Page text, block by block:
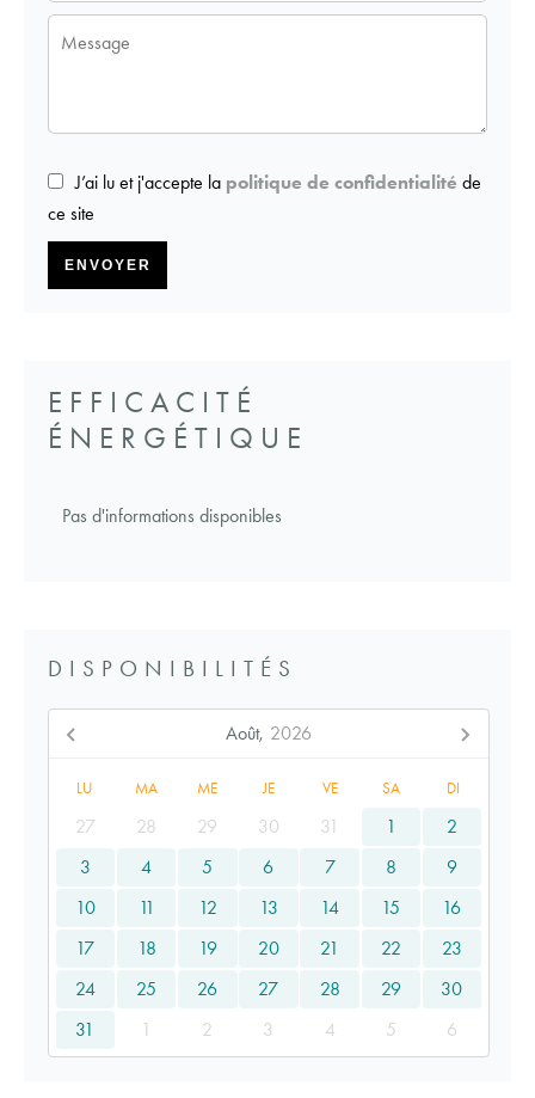
J’ai lu et j'accepte la politique de confidentialité de
ce site
ENVOYER
EFFICACITÉ
ÉNERGÉTIQUE
Pas d'informations disponibles
DISPONIBILITÉS
Août, 2026
LU MA ME JE VE SA DI
27 28 29 30 31 1
2
3
4 5 6 7 8
9
10
11 12 13 14 15
16
17
18 19 20 21 22
23
24
25 26 27 28 29
30
31
1 2 3 4 5 6